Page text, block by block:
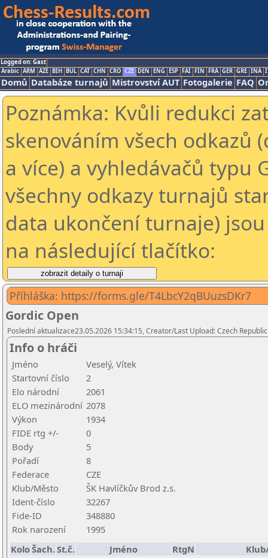
Logged on: Gast
Arabic ARM AZE BIH BUL CAT CHN CRO CZE DEN ENG ESP FAI FIN FRA GER GRE INA
Domů Databáze turnajů Mistrovství AUT Fotogalerie FAQ
Poznámka: Kvůli redukci
skenováním všech odkazů
a více) a vyhledávačů typu
všechny odkazy turnajů
data ukončení turnaje)
na následující tlačítko:
Příhláška: https://forms.gle/T4LbcY2qBUuzsDKr7
Gordic Open
Poslední aktualizace23.05.2026 15:34:15, Creator/Last Upload: Czech
Info o hráči
Jméno
Veselý, Vítek
Startovní číslo
2
Elo národní
2061
ELO mezinárodní 2078
Výkon
1934
FIDE rtg +/-
0
Body
5
Pořadí
8
Federace
CZE
Klub/Město
ŠK Havlíčkův Brod z.s.
Ident-číslo
32267
Fide-ID
348880
Rok narození
1995
KoloŠach.St.č. Jméno RtgN